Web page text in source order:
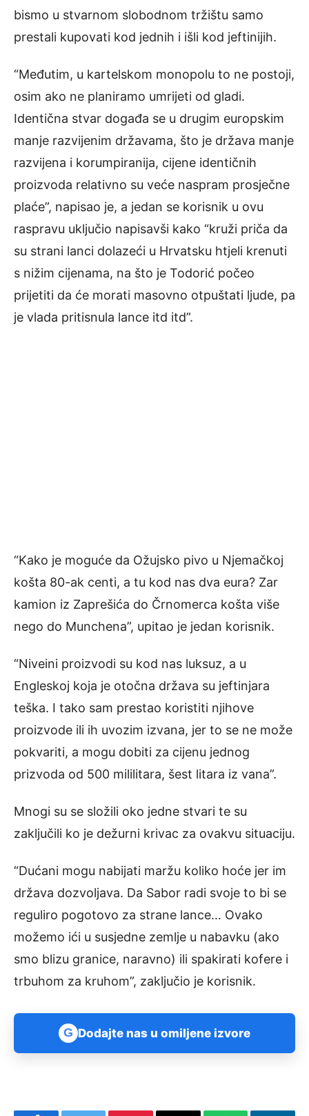
bismo u stvarnom slobodnom tržištu samo
prestali kupovati kod jednih i išli kod jeftinijih.
“Međutim, u kartelskom monopolu to ne postoji,
osim ako ne planiramo umrijeti od gladi.
Identična stvar događa se u drugim europskim
manje razvijenim državama, što je država manje
razvijena i korumpiranija, cijene identičnih
proizvoda relativno su veće naspram prosječne
plaće”, napisao je, a jedan se korisnik u ovu
raspravu uključio napisavši kako “kruži priča da
su strani lanci dolazeći u Hrvatsku htjeli krenuti
s nižim cijenama, na što je Todorić počeo
prijetiti da će morati masovno otpuštati ljude, pa
je vlada pritisnula lance itd itd”.
“Kako je moguće da Ožujsko pivo u Njemačkoj
košta 80-ak centi, a tu kod nas dva eura? Zar
kamion iz Zaprešića do Črnomerca košta više
nego do Munchena”, upitao je jedan korisnik.
“Niveini proizvodi su kod nas luksuz, a u
Engleskoj koja je otočna država su jeftinjara
teška. I tako sam prestao koristiti njihove
proizvode ili ih uvozim izvana, jer to se ne može
pokvariti, a mogu dobiti za cijenu jednog
prizvoda od 500 mililitara, šest litara iz vana”.
Mnogi su se složili oko jedne stvari te su
zaključili ko je dežurni krivac za ovakvu situaciju.
“Dućani mogu nabijati maržu koliko hoće jer im
država dozvoljava. Da Sabor radi svoje to bi se
reguliro pogotovo za strane lance… Ovako
možemo ići u susjedne zemlje u nabavku (ako
smo blizu granice, naravno) ili spakirati kofere i
trbuhom za kruhom”, zaključio je korisnik.
G Dodajte nas u omiljene izvore